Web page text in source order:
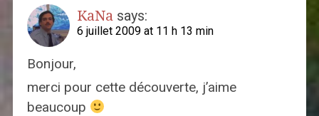
KaNa says:
6 juillet 2009 at 11 h 13 min
Bonjour,
merci pour cette découverte, j’aime
beaucoup